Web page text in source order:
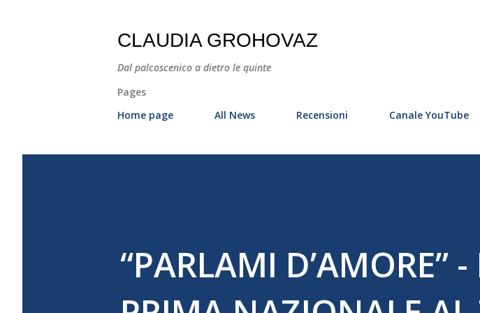
CLAUDIA GROHOVAZ
Dal palcoscenico a dietro le quinte
Pages
Home page
All News Recensioni Canale YouTube
“PARLAMI D’AMORE”